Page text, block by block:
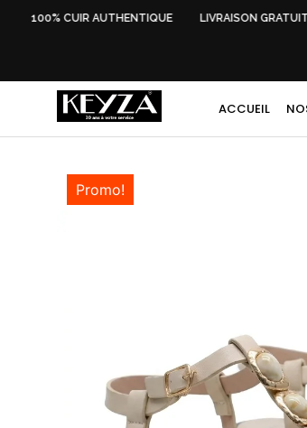
100% CUIR AUTHENTIQUE LIVRAISON
ACCUEIL
Promo!